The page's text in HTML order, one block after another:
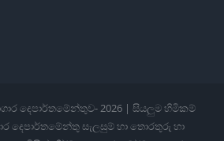
දෙපාර්තමේන්තුව-2026 | සියලුම හිමිකම්
දෙපාර්තමේන්තු සැලසුම් හා තොරතුරු හා